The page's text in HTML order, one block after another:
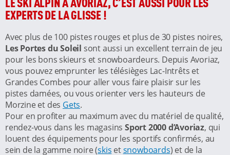
EXPERTS DE LA GLISSE !
Avec plus de 100 pistes rouges et plus de 30 pistes noires,
Les Portes du Soleil sont aussi un excellent terrain de jeu
pour les bons skieurs et snowboardeurs. Depuis Avoriaz,
vous pouvez emprunter les télésièges Lac-Intrêts et
Grandes Combes pour aller vous faire plaisir sur les
pistes damées, ou vous orienter vers les hauteurs de
Morzine et des Gets.
Pour en profiter au maximum avec du matériel de qualité,
rendez-vous dans les magasinsSport 2000 d’Avoriaz, qui
louent des équipements pour les sportifs confirmés, au
sein de la gamme noire (skis etsnowboards) et de la